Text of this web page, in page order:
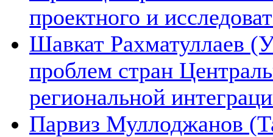
проектного и
Шавкат Рахматуллаев
проблем стран
региональной
Парвиз Муллоджанов